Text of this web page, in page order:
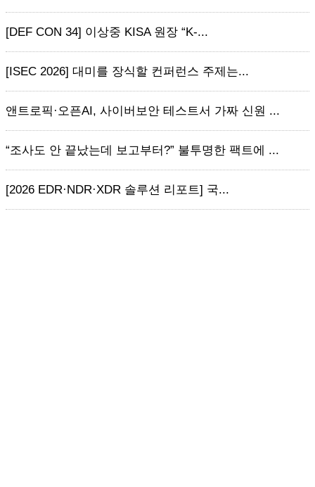
[DEF CON 34] 이상중 KISA 원장 “K-...
[ISEC 2026] 대미를 장식할 컨퍼런스 주제는...
앤트로픽·오픈AI, 사이버보안 테스트서 가짜 신원 ...
“조사도 안 끝났는데 보고부터?” 불투명한 팩트에 ...
[2026 EDR·NDR·XDR 솔루션 리포트] 국...